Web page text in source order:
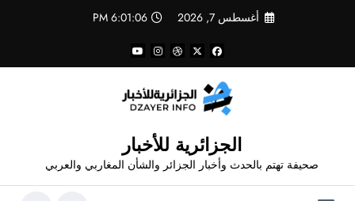
أغسطس 7, 2026 6:01:06 PM
الجزائرية للأخبار
صحيفة تهتم بالحدث وأخبار الجزائر والشأن المغاربي والعربي